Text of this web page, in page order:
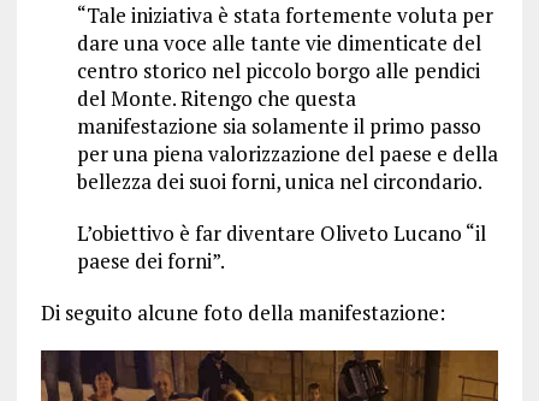
“Tale iniziativa è stata fortemente voluta per
dare una voce alle tante vie dimenticate del
centro storico nel piccolo borgo alle pendici
del Monte. Ritengo che questa
manifestazione sia solamente il primo passo
per una piena valorizzazione del paese e della
bellezza dei suoi forni, unica nel circondario.
L’obiettivo è far diventare Oliveto Lucano “il
paese dei forni”.
Di seguito alcune foto della manifestazione: